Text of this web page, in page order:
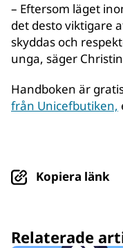
– Eftersom läget
det desto viktigare
skyddas och
unga, säger
Handboken är
från Unicefbutiken,
Kopiera länk
Relaterade